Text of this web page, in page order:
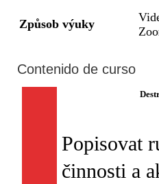
Způsob výuky
Contenido de curso
Popisovat
činnosti a